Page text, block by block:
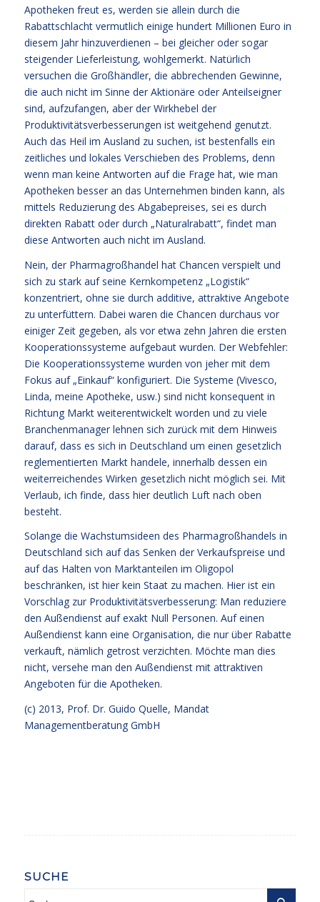
Apotheken freut es, werden sie allein durch die
Rabattschlacht vermutlich einige hundert Millionen Euro in
diesem Jahr hinzuverdienen – bei gleicher oder sogar
steigender Lieferleistung, wohlgemerkt. Natürlich
versuchen die Großhändler, die abbrechenden Gewinne,
die auch nicht im Sinne der Aktionäre oder Anteilseigner
sind, aufzufangen, aber der Wirkhebel der
Produktivitätsverbesserungen ist weitgehend genutzt.
Auch das Heil im Ausland zu suchen, ist bestenfalls ein
zeitliches und lokales Verschieben des Problems, denn
wenn man keine Antworten auf die Frage hat, wie man
Apotheken besser an das Unternehmen binden kann, als
mittels Reduzierung des Abgabepreises, sei es durch
direkten Rabatt oder durch „Naturalrabatt“, findet man
diese Antworten auch nicht im Ausland.
Nein, der Pharmagroßhandel hat Chancen verspielt und
sich zu stark auf seine Kernkompetenz „Logistik“
konzentriert, ohne sie durch additive, attraktive Angebote
zu unterfüttern. Dabei waren die Chancen durchaus vor
einiger Zeit gegeben, als vor etwa zehn Jahren die ersten
Kooperationssysteme aufgebaut wurden. Der Webfehler:
Die Kooperationssysteme wurden von jeher mit dem
Fokus auf „Einkauf“ konfiguriert. Die Systeme (Vivesco,
Linda, meine Apotheke, usw.) sind nicht konsequent in
Richtung Markt weiterentwickelt worden und zu viele
Branchenmanager lehnen sich zurück mit dem Hinweis
darauf, dass es sich in Deutschland um einen gesetzlich
reglementierten Markt handele, innerhalb dessen ein
weiterreichendes Wirken gesetzlich nicht möglich sei. Mit
Verlaub, ich finde, dass hier deutlich Luft nach oben
besteht.
Solange die Wachstumsideen des Pharmagroßhandels in
Deutschland sich auf das Senken der Verkaufspreise und
auf das Halten von Marktanteilen im Oligopol
beschränken, ist hier kein Staat zu machen. Hier ist ein
Vorschlag zur Produktivitätsverbesserung: Man reduziere
den Außendienst auf exakt Null Personen. Auf einen
Außendienst kann eine Organisation, die nur über Rabatte
verkauft, nämlich getrost verzichten. Möchte man dies
nicht, versehe man den Außendienst mit attraktiven
Angeboten für die Apotheken.
(c) 2013, Prof. Dr. Guido Quelle, Mandat
Managementberatung GmbH
SUCHE